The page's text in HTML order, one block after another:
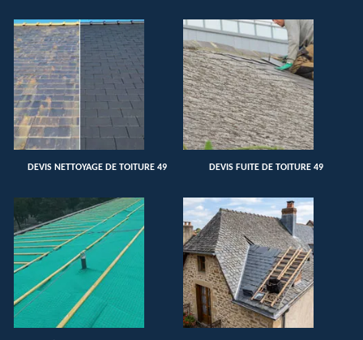
DEVIS NETTOYAGE DE TOITURE 49 DEVIS FUITE DE TOITURE 49